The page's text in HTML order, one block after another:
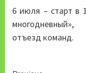
6 июля – старт в
отъезд команд.